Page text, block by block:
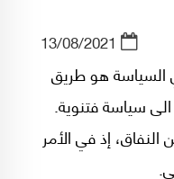
13/08/2021
السياسة هو طريق
سياسة فتنوية.
إذ في الأمر